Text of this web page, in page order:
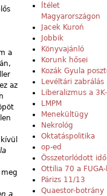
a
az
a
Ítélet
Magyarországon
Jacek Kuroń
Jobbik
Könyvajánló
Korunk hősei
Kozák Gyula
Levéltári zabrálás
Liberalizmus a
LMPM
Menekültügy
Nekrológ
Oktatáspolitika
op-ed
Összetorlódott idő
Ottilia 70 a
Párizs 11/13
Quaestor-botrány